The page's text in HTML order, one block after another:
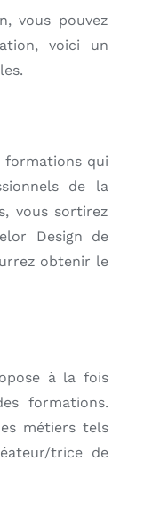
vous pouvez
voici un
formations qui
de la
vous sortirez
Design de
obtenir le
à la fois
formations.
métiers tels
trice de